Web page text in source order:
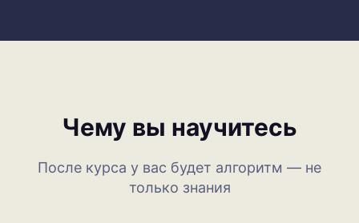
Чему вы научитесь
После курса у вас будет алгоритм — не
только знания